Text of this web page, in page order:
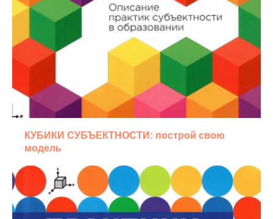
КУБИКИ СУБЪЕКТНОСТИ: построй свою
модель